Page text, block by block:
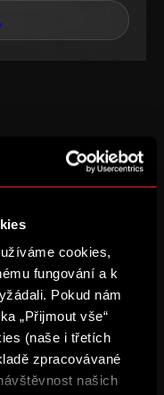
cookies,
fungování a k
Pokud nám
„Přijmout vše“
(naše i třetích
zpracovávané
našich